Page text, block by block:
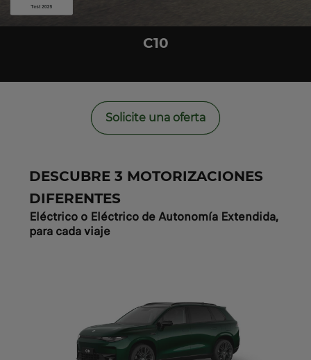
C10
Solicite una oferta
DESCUBRE 3 MOTORIZACIONES
DIFERENTES
Eléctrico o Eléctrico de Autonomía Extendida,
para cada viaje